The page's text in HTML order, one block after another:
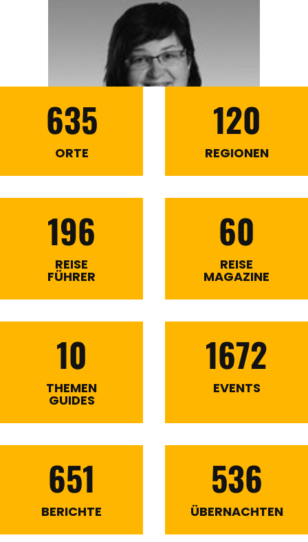
635
ORTE
120
REGIONEN
196
REISE
FÜHRER
60
REISE
MAGAZINE
10
THEMEN
GUIDES
1672
EVENTS
651
BERICHTE
536
ÜBERNACHTEN